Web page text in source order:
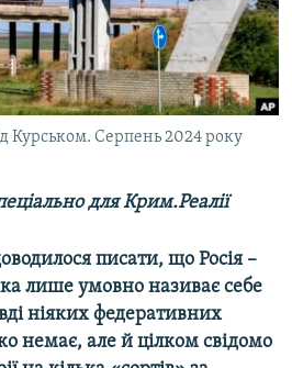
Курськом. Серпень 2024 року
для Крим.Реалії
писати, що Росія –
лише умовно називає себе
ніяких федеративних
немає, але й цілком свідомо